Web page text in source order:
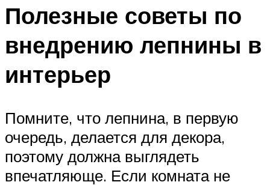
Полезные советы по
внедрению лепнины в
интерьер
Помните, что лепнина, в первую
очередь, делается для декора,
поэтому должна выглядеть
впечатляюще. Если комната не